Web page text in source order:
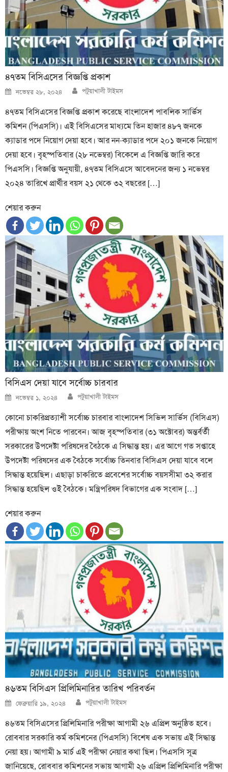
৪৭তম বিসিএসের বিজ্ঞপ্তি প্রকাশ
Posted
on
নভেম্বর ২৮, ২০২৪ Author
পটুয়াখালী টাইমস
৪৭তম বিসিএসের বিজ্ঞপ্তি প্রকাশ করেছে বাংলাদেশ পাবলিক সার্ভিস
কমিশন (পিএসসি)। এই বিসিএসের মাধ্যমে তিন হাজার ৪৮৭ জনকে
ক্যাডার পদে নিয়োগ দেয়া হবে। আর নন-ক্যাডার পদে ২০১ জনকে নিয়োগ
দেয়া হবে। বৃহস্পতিবার (২৮ নভেম্বর) বিকেলে এ বিজ্ঞপ্তি জারি করে
পিএসসি। বিজ্ঞপ্তি অনুযায়ী, ৪৭তম বিসিএসে আবেদনের জন্য ১ নভেম্বর
২০২৪ তারিখে প্রার্থীর বয়স ২১ থেকে ৩২ বছরের […]
শেয়ার করুন
বিসিএস দেয়া যাবে সর্বোচ্চ চারবার
Posted
on
নভেম্বর ১, ২০২৪ Author
পটুয়াখালী টাইমস
কোনো চাকরিপ্রত্যাশী সর্বোচ্চ চারবার বাংলাদেশ সিভিল সার্ভিস (বিসিএস)
পরীক্ষায় অংশ নিতে পারবেন। আজ বৃহস্পতিবার (৩১ অক্টোবর) অন্তর্বর্তী
সরকারের উপদেষ্টা পরিষদের বৈঠকে এ সিদ্ধান্ত হয়। এর আগে গত সপ্তাহে
উপদেষ্টা পরিষদের এক বৈঠকে সর্বোচ্চ তিনবার বিসিএস দেয়া যাবে বলে
সিদ্ধান্ত হয়েছিল। এছাড়া চাকরিতে প্রবেশের সর্বোচ্চ বয়সসীমা ৩২ করার
সিদ্ধান্ত হয়েছিল ওই বৈঠকে। মন্ত্রিপরিষদ বিভাগের এক সংবাদ […]
শেয়ার করুন
৪৬তম বিসিএস প্রিলিমিনারির তারিখ পরিবর্তন
Posted
on
ফেব্রুয়ারি ১৯, ২০২৪ Author
পটুয়াখালী টাইমস
৪৬তম বিসিএসের প্রিলিমিনারি পরীক্ষা আগামী ২৬ এপ্রিল অনুষ্ঠিত হবে।
রোববার সরকারি কর্ম কমিশনের (পিএসসি) বিশেষ এক সভায় এই সিদ্ধান্ত
নেয়া হয়। আগামী ৯ মার্চ এই পরীক্ষা নেয়ার কথা ছিল। পিএসসি সূত্র
জানিয়েছে, রোববার কমিশনের সভায় আগামী ২৬ এপ্রিল প্রিলিমিনারি পরীক্ষা